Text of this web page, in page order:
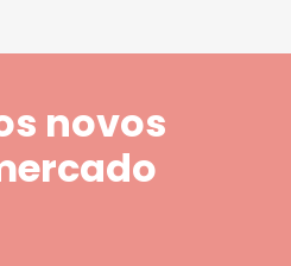
novos